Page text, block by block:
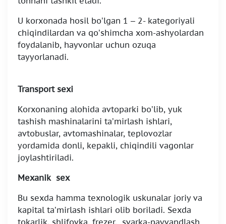
U korxonada hosil bo’lgan 1 – 2- kategoriyali
chiqindilardan va qo’shimcha xom-ashyolardan
foydalanib, hayvonlar uchun ozuqa
tayyorlanadi.
Transport sexi
Korxonaning alohida avtoparki bo’lib, yuk
tashish mashinalarini ta’mirlash ishlari,
avtobuslar, avtomashinalar, teplovozlar
yordamida donli, kepakli, chiqindili vagonlar
joylashtiriladi.
Mexanik sex
Bu sexda hamma texnologik uskunalar joriy va
kapital ta’mirlash ishlari olib boriladi. Sexda
tokarlik, shlifovka, frezer, svarka-payvandlash